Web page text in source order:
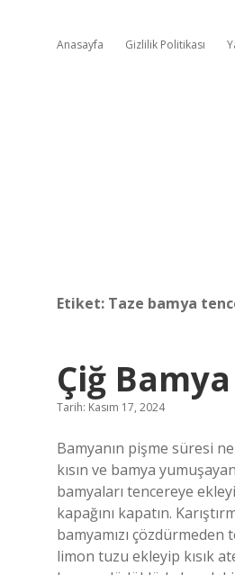
Anasayfa Gizlilik Politikası
Etiket: Taze bamya
Çiğ
Tarih: Kasım 17, 2024
Bamyanın pişme süresi
kısın ve bamya
bamyaları tencereye
kapağını kapatın.
bamyamızı
limon tuzu ekleyip kısık